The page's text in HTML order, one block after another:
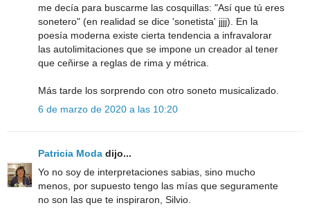
me decía para buscarme las cosquillas: "Así que tú eres
sonetero" (en realidad se dice 'sonetista' jjjj). En la
poesía moderna existe cierta tendencia a infravalorar
las autolimitaciones que se impone un creador al tener
que ceñirse a reglas de rima y métrica.
Más tarde los sorprendo con otro soneto musicalizado.
6 de marzo de 2020 a las 10:20
Patricia Moda dijo...
Yo no soy de interpretaciones sabias, sino mucho
menos, por supuesto tengo las mías que seguramente
no son las que te inspiraron, Silvio.